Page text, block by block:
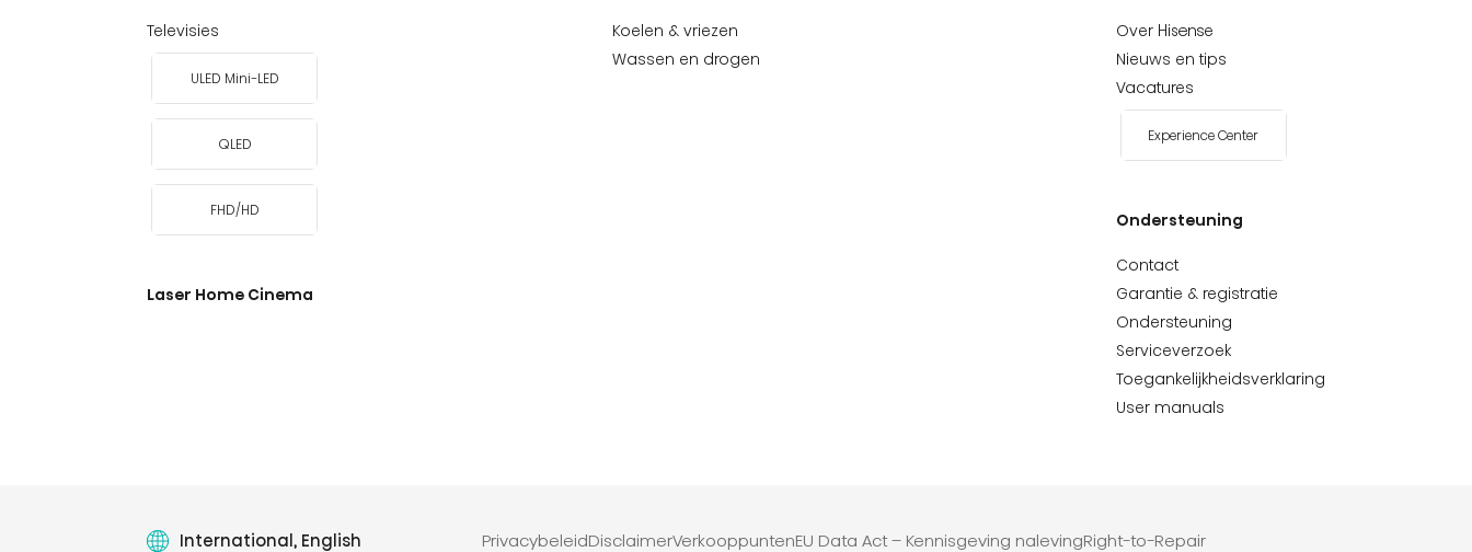
Televisies
ULED Mini-LED
QLED
FHD/HD
Laser Home Cinema
Koelen & vriezen
Wassen en drogen
Over Hisense
Nieuws en tips
Vacatures
Experience Center
Ondersteuning
Contact
Garantie & registratie
Ondersteuning
Serviceverzoek
Toegankelijkheidsverklaring
User manuals
International, English PrivacybeleidDisclaimerVerkooppuntenEU Data Act – Kennisgeving nalevingRight-to-Repair